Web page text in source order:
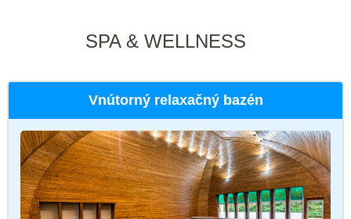
SPA & WELLNESS
Vnútorný relaxačný bazén